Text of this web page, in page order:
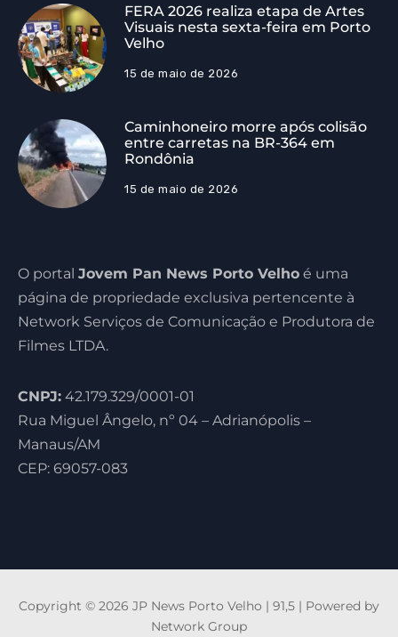
FERA 2026 realiza etapa de Artes
Visuais nesta sexta-feira em Porto
Velho
15 de maio de 2026
Caminhoneiro morre após colisão
entre carretas na BR-364 em
Rondônia
15 de maio de 2026
O portal Jovem Pan News Porto Velho é uma
página de propriedade exclusiva pertencente à
Network Serviços de Comunicação e Produtora de
Filmes LTDA.
CNPJ: 42.179.329/0001-01
Rua Miguel Ângelo, nº 04 – Adrianópolis –
Manaus/AM
CEP: 69057-083
Copyright © 2026 JP News Porto Velho | 91,5 | Powered by
Network Group